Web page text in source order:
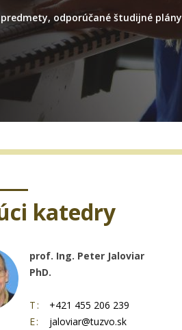
odporúčané študijné plány
katedry
prof. Ing. Peter Jaloviar
PhD.
T:
+421 455 206 239
E:
jaloviar@tuzvo.sk